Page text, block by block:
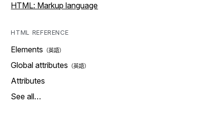
HTML: Markup language
HTML REFERENCE
Elements
Global attributes
Attributes
See all…